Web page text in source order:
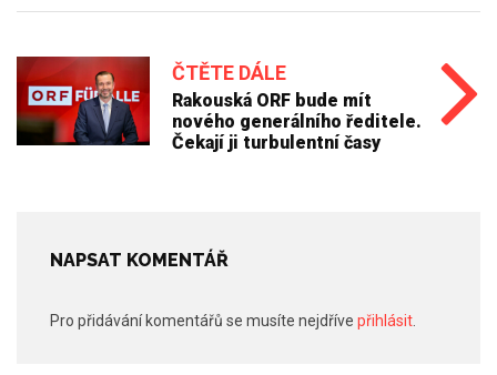
ČTĚTE DÁLE
Rakouská ORF bude mít
nového generálního ředitele.
Čekají ji turbulentní časy
NAPSAT KOMENTÁŘ
Pro přidávání komentářů se musíte nejdříve přihlásit